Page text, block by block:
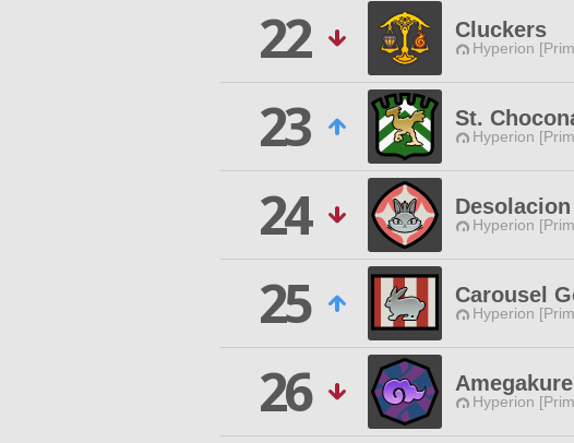
22
Cluckers
Hyperion
23
St.
Hyperion
24
Hyperion
25
Carousel
Hyperion
26
Amegakure
Hyperion